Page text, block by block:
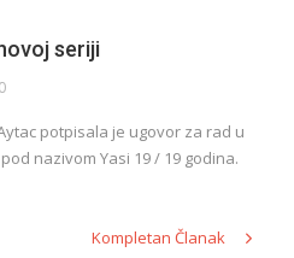
seriji
0
potpisala je ugovor za rad u
nazivom Yasi 19 / 19 godina.
Kompletan Članak